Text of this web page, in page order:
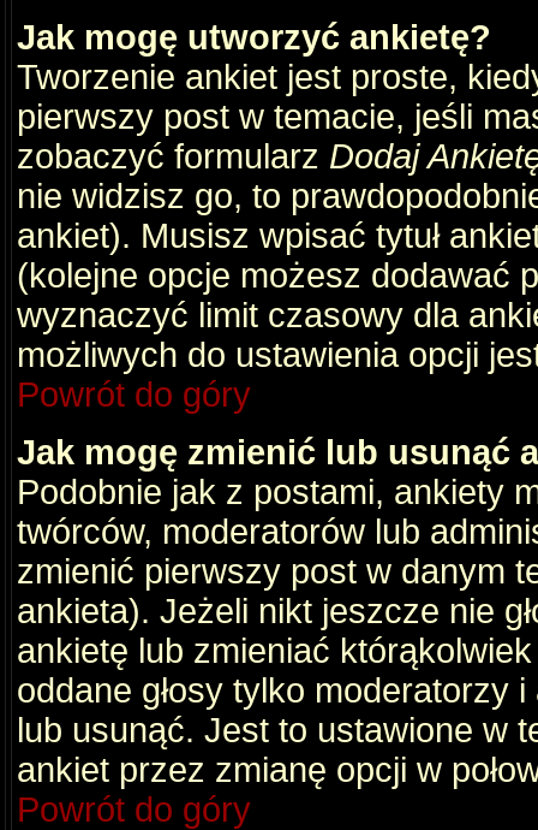
Jak mogę utworzyć ankietę?
Tworzenie ankiet jest proste,
pierwszy post w temacie, jeśli
zobaczyć formularz Dodaj
nie widzisz go, to
ankiet). Musisz wpisać tytuł
(kolejne opcje możesz dodawać
wyznaczyć limit czasowy dla
możliwych do ustawienia opcji
Powrót do góry
Jak mogę zmienić lub usunąć
Podobnie jak z postami, ankiety
twórców, moderatorów lub
zmienić pierwszy post w danym
ankieta). Jeżeli nikt jeszcze nie
ankietę lub zmieniać
oddane głosy tylko moderatorzy
lub usunąć. Jest to ustawione w
ankiet przez zmianę opcji w
Powrót do góry